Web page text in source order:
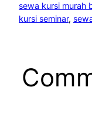
sewa kursi murah
kursi seminar,